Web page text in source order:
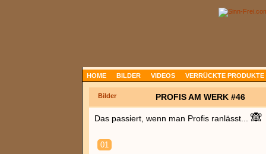
HOME BILDER VIDEOS VERRÜCKTE PRODUKTE
Bilder PROFIS AM WERK #46
Das passiert, wenn man Profis ranlässt... 🙈
01